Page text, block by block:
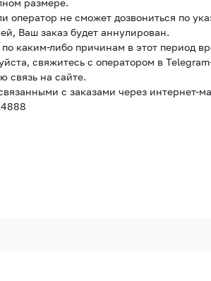
размере.
оператор не сможет дозвониться по
Ваш заказ будет аннулирован.
каким-либо причинам в этот период
свяжитесь с оператором в
связь на сайте.
с заказами через интернет-